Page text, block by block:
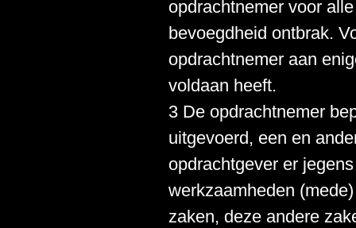
opdrachtnemer voor
bevoegdheid ontbrak.
opdrachtnemer aan
voldaan heeft.
3 De opdrachtnemer
uitgevoerd, een en
opdrachtgever er
werkzaamheden
zaken, deze andere